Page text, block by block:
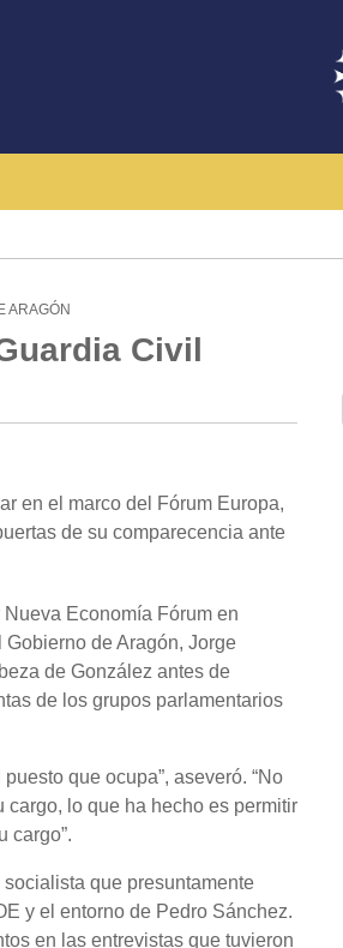
ARAGÓN
Civil
en el marco del Fórum Europa,
de su comparecencia ante
Economía Fórum en
de Aragón, Jorge
de González antes de
de los grupos parlamentarios
que ocupa”, aseveró. “No
lo que ha hecho es permitir
cargo”.
que presuntamente
y el entorno de Pedro Sánchez.
en las entrevistas que tuvieron